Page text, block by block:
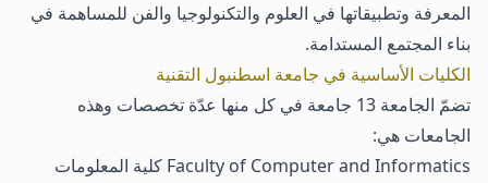
المعرفة وتطبيقاتها في العلوم والتكنولوجيا والفن للمساهمة في
بناء المجتمع المستدامة.
الكليات الأساسية في جامعة اسطنبول التقنية
تضمّ الجامعة 13 جامعة في كل منها عدّة تخصصات وهذه
الجامعات هي:
Faculty of Computer and Informatics كلية المعلومات